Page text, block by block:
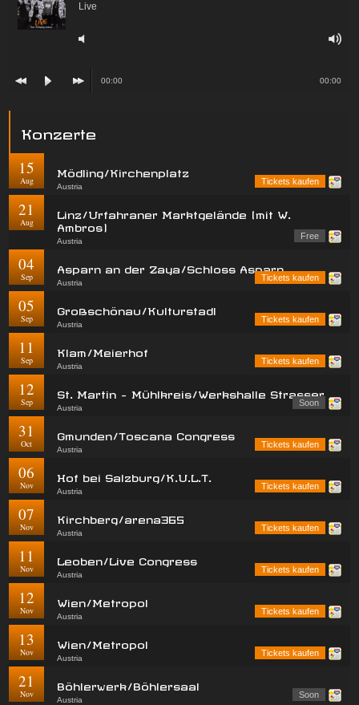
Live
00:00 00:00
Konzerte
15
Aug
Mödling/Kirchenplatz
Austria
Tickets kaufen
21
Aug
Linz/Urfahraner Marktgelände (mit W.
Ambros)
Austria
Free
04
Sep
Asparn an der Zaya/Schloss Asparn
Austria
Tickets kaufen
05
Sep
Großschönau/Kulturstadl
Austria
Tickets kaufen
11
Sep
Klam/Meierhof
Austria
Tickets kaufen
12
Sep
St. Martin - Mühlkreis/Werkshalle Strasser
Austria
Soon
31
Oct
Gmunden/Toscana Congress
Austria
Tickets kaufen
06
Nov
Hof bei Salzburg/K.U.L.T.
Austria
Tickets kaufen
07
Nov
Kirchberg/arena365
Austria
Tickets kaufen
11
Nov
Leoben/Live Congress
Austria
Tickets kaufen
12
Nov
Wien/Metropol
Austria
Tickets kaufen
13
Nov
Wien/Metropol
Austria
Tickets kaufen
21
Nov
Böhlerwerk/Böhlersaal
Austria
Soon